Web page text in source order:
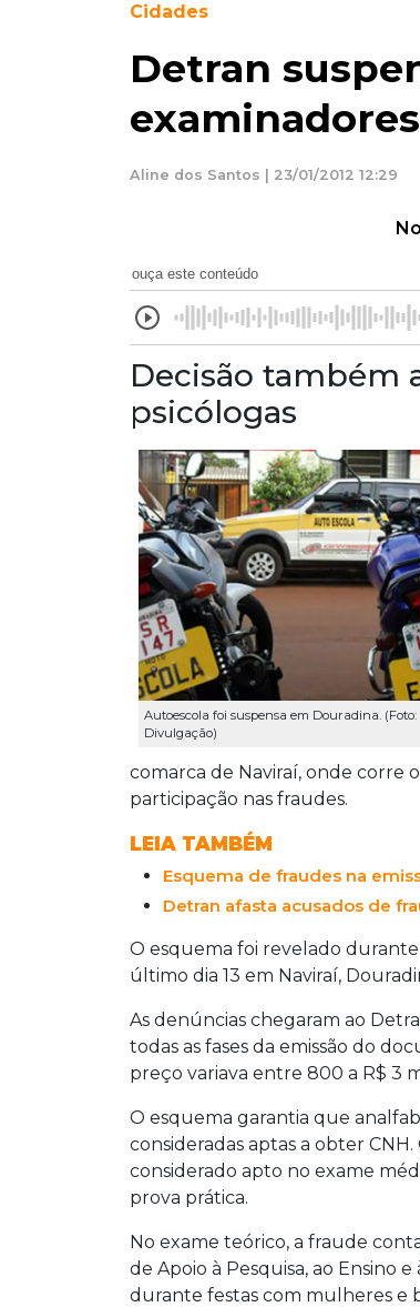
Cidades
Detran
Aline dos Santos | 23/01/2012 12:29
ouça este conteúdo
Decisão também
psicólogas
Autoescola foi suspensa em Douradina. (Foto:
Divulgação)
comarca de Naviraí, onde corre
participação nas fraudes.
LEIA TAMBÉM
Esquema de fraudes na
Detran afasta acusados de
O esquema foi revelado durante
último dia 13 em Naviraí,
As denúncias chegaram ao
todas as fases da emissão do
preço variava entre 800 a R$ 3
O esquema garantia que
consideradas aptas a obter
considerado apto no exame
prova prática.
No exame teórico, a fraude
de Apoio à Pesquisa, ao Ensino
durante festas com mulheres e